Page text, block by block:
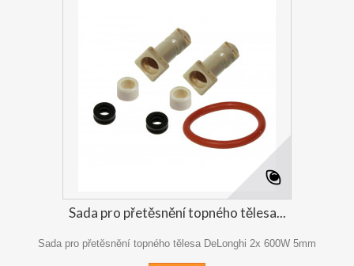
Sada pro přetěsnění topného tělesa...
Sada pro přetěsnění topného tělesa DeLonghi 2x 600W 5mm